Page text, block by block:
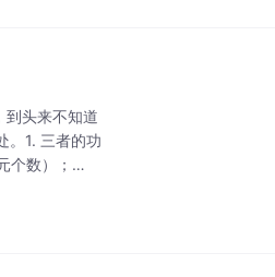
到头来不知道
。1. 三者的功
个数）；